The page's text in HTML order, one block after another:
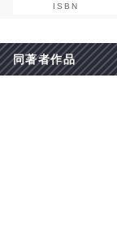
ISBN
同著者作品